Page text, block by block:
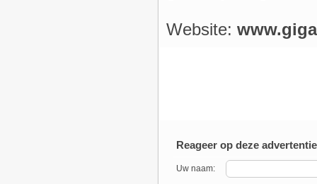
Website:
Reageer op deze advertentie
Uw naam: